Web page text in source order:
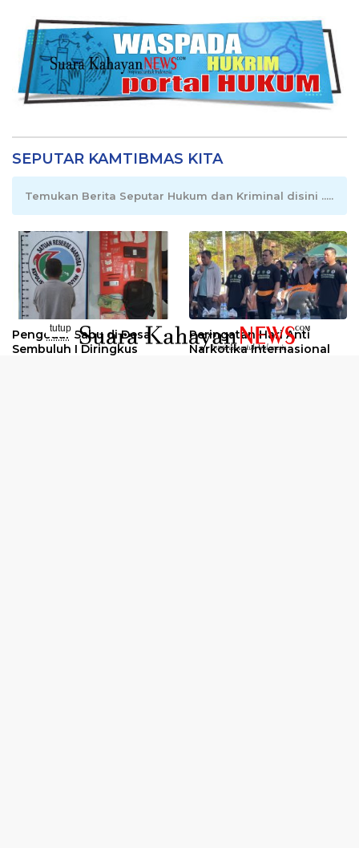
SEPUTAR KAMTIBMAS KITA
Temukan Berita Seputar Hukum dan Kriminal disini .....
Pengedar Sabu di Desa
Sembuluh I Diringkus
Peringatan Hari Anti
Narkotika Internasional
tutup
..........